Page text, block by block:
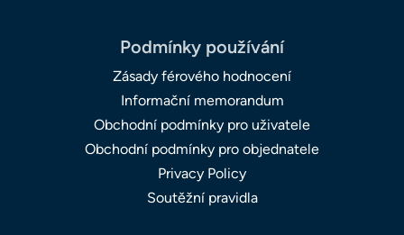
Podmínky používání
Zásady férového hodnocení
Informační memorandum
Obchodní podmínky pro uživatele
Obchodní podmínky pro objednatele
Privacy Policy
Soutěžní pravidla